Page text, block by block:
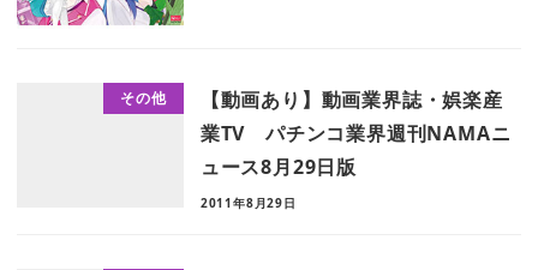
その他
【動画あり】動画業界誌・娯楽産
業TV パチンコ業界週刊NAMAニ
ュース8月29日版
2011年8月29日